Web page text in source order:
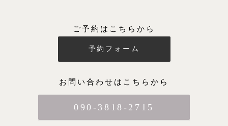
ご予約はこちらから
予約フォーム
お問い合わせはこちらから
090-3818-2715